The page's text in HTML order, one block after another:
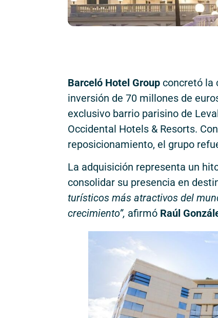
Barceló Hotel Group concretó la
inversión de 70 millones de
exclusivo barrio parisino de
Occidental Hotels & Resorts.
reposicionamiento, el grupo
La adquisición representa un
consolidar su presencia en
turísticos más atractivos del
crecimiento”, afirmó Raúl